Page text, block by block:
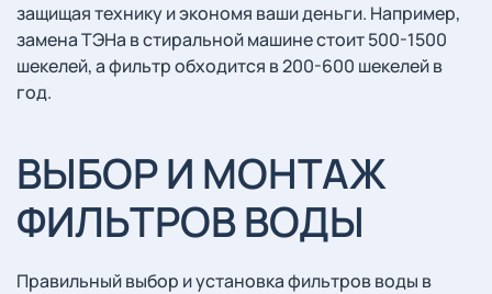
защищая технику и экономя ваши деньги. Например,
замена ТЭНа в стиральной машине стоит 500-1500
шекелей, а фильтр обходится в 200-600 шекелей в
год.
ВЫБОР И МОНТАЖ
ФИЛЬТРОВ ВОДЫ
Правильный выбор и установка фильтров воды в